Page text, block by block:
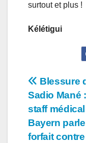
surtout et plus !
Kélétigui
de
l’article
Blessure
Sadio Mané
staff
Bayern parle
forfait contre